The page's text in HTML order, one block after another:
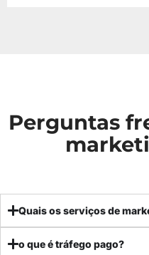
Perguntas
Quais os serviços de
o que é tráfego pago?